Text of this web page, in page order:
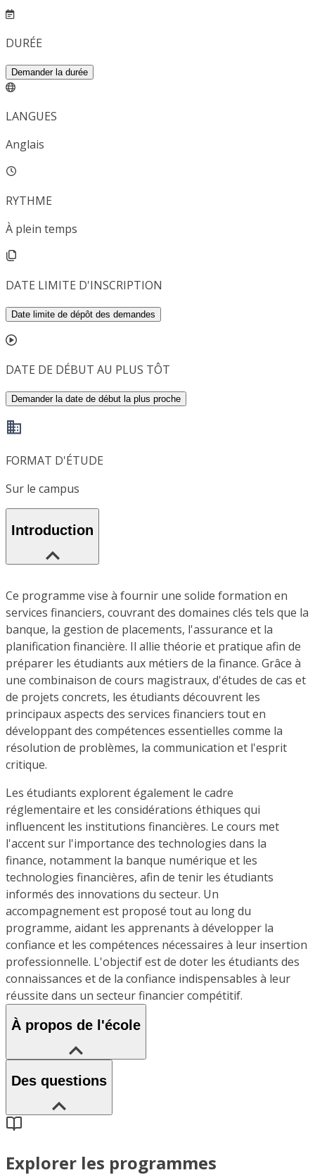
DURÉE
Demander la durée
LANGUES
Anglais
RYTHME
À plein temps
DATE LIMITE D'INSCRIPTION
Date limite de dépôt des demandes
DATE DE DÉBUT AU PLUS TÔT
Demander la date de début la plus proche
FORMAT D'ÉTUDE
Sur le campus
Introduction
Ce programme vise à fournir une solide formation en
services financiers, couvrant des domaines clés tels que la
banque, la gestion de placements, l'assurance et la
planification financière. Il allie théorie et pratique afin de
préparer les étudiants aux métiers de la finance. Grâce à
une combinaison de cours magistraux, d'études de cas et
de projets concrets, les étudiants découvrent les
principaux aspects des services financiers tout en
développant des compétences essentielles comme la
résolution de problèmes, la communication et l'esprit
critique.
Les étudiants explorent également le cadre
réglementaire et les considérations éthiques qui
influencent les institutions financières. Le cours met
l'accent sur l'importance des technologies dans la
finance, notamment la banque numérique et les
technologies financières, afin de tenir les étudiants
informés des innovations du secteur. Un
accompagnement est proposé tout au long du
programme, aidant les apprenants à développer la
confiance et les compétences nécessaires à leur insertion
professionnelle. L'objectif est de doter les étudiants des
connaissances et de la confiance indispensables à leur
réussite dans un secteur financier compétitif.
À propos de l'école
Des questions
Explorer les programmes